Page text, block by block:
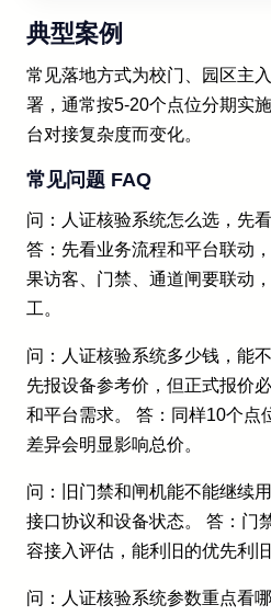
典型案例
常见落地方式为校门、园区主
署，通常按5-20个点位分期实
台对接复杂度而变化。
常见问题 FAQ
问：人证核验系统怎么选，先
答：先看业务流程和平台联动
果访客、门禁、通道闸要联动
工。
问：人证核验系统多少钱，能
先报设备参考价，但正式报价
和平台需求。 答：同样10个点
差异会明显影响总价。
问：旧门禁和闸机能不能继续
接口协议和设备状态。 答：门
容接入评估，能利旧的优先利
问：人证核验系统参数重点看